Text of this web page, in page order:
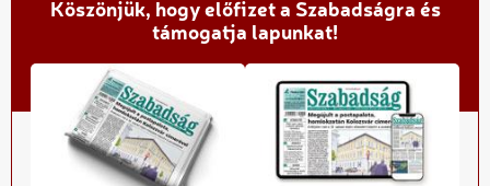
Köszönjük, hogy előfizet a Szabadságra és
támogatja lapunkat!